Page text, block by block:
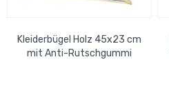
Kleiderbügel Holz 45x23 cm
mit Anti-Rutschgummi